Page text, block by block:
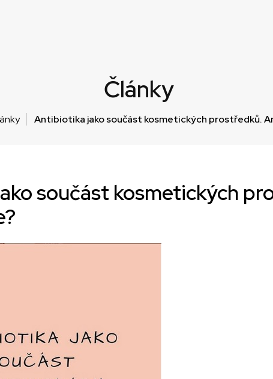
Články
Antibiotika jako součást kosmetických prostředků.
součást kosmetických